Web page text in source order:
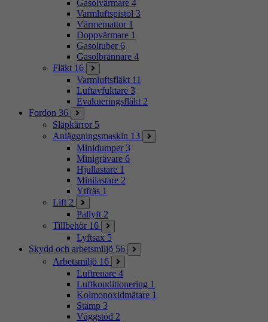
Gasolvärmare 4
Varmluftspistol 3
Värmemattor 1
Doppvärmare 1
Gasoltuber 6
Gasolbrännare 4
Fläkt 16
Varmluftsfläkt 11
Luftavfuktare 3
Evakueringsfläkt 2
Fordon 36
Släpkärror 5
Anläggningsmaskin 13
Minidumper 3
Minigrävare 6
Hjullastare 1
Minilastare 2
Ytfräs 1
Lift 2
Pallyft 2
Tillbehör 16
Lyftsax 5
Skydd och arbetsmiljö 56
Arbetsmiljö 16
Luftrenare 4
Luftkonditionering 1
Kolmonoxidmätare 1
Stämp 3
Väggstöd 2